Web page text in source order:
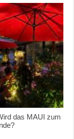
das MAUI zum